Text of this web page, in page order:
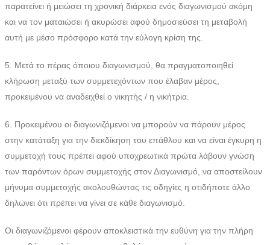
παρατείνει ή μειώσει τη χρονική διάρκεια ενός διαγωνισμού ακόμη
και να τον ματαιώσει ή ακυρώσει αφού δημοσιεύσει τη μεταβολή
αυτή με μέσο πρόσφορο κατά την εύλογη κρίση της.
5. Μετά το πέρας όποιου διαγωνισμού, θα πραγματοποιηθεί
κλήρωση μεταξύ των συμμετεχόντων που έλαβαν μέρος,
προκειμένου να αναδειχθεί ο νικητής / η νικήτρια.
6. Προκειμένου οι διαγωνιζόμενοι να μπορούν να πάρουν μέρος
στην κατάταξη για την διεκδίκηση του επάθλου και να είναι έγκυρη η
συμμετοχή τους πρέπει αφού υποχρεωτικά πρώτα λάβουν γνώση
των παρόντων όρων συμμετοχής στον Διαγωνισμό, να αποστείλουν
μήνυμα συμμετοχής ακολουθώντας τις οδηγίες η οτιδήποτε άλλο
δηλώνει ότι πρέπει να γίνει σε κάθε διαγωνισμό.
Οι διαγωνιζόμενοι φέρουν αποκλειστικά την ευθύνη για την πλήρη